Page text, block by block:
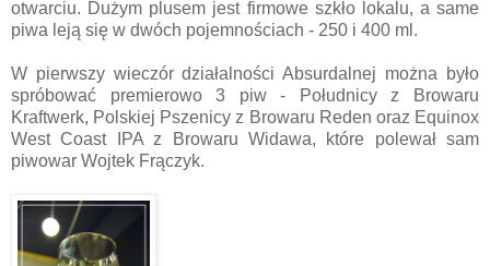
otwarciu. Dużym plusem jest firmowe szkło lokalu, a same
piwa leją się w dwóch pojemnościach - 250 i 400 ml.
W pierwszy wieczór działalności Absurdalnej można było
spróbować premierowo 3 piw - Południcy z Browaru
Kraftwerk, Polskiej Pszenicy z Browaru Reden oraz Equinox
West Coast IPA z Browaru Widawa, które polewał sam
piwowar Wojtek Frączyk.